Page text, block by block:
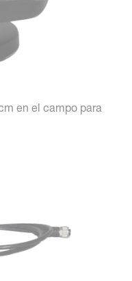
en el campo para